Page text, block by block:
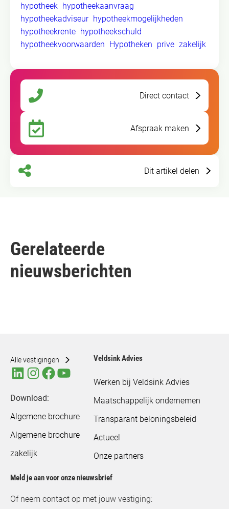
hypotheek hypotheekaanvraag
hypotheekadviseur hypotheekmogelijkheden
hypotheekrente hypotheekschuld
hypotheekvoorwaarden Hypotheken prive zakelijk
Direct contact
Afspraak maken
Dit artikel delen
Gerelateerde
nieuwsberichten
Alle vestigingen
Download:
Algemene brochure
Algemene brochure
zakelijk
Veldsink Advies
Werken bij Veldsink Advies
Maatschappelijk ondernemen
Transparant beloningsbeleid
Actueel
Onze partners
Meld je aan voor onze nieuwsbrief
Of neem contact op met jouw vestiging: